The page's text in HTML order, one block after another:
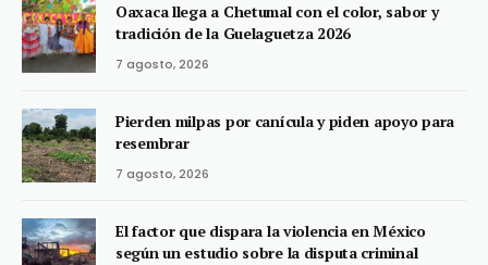
Oaxaca llega a Chetumal con el color, sabor y
tradición de la Guelaguetza 2026
7 agosto, 2026
Pierden milpas por canícula y piden apoyo para
resembrar
7 agosto, 2026
El factor que dispara la violencia en México
según un estudio sobre la disputa criminal